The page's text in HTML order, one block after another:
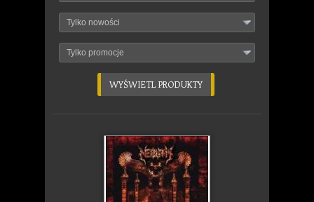
Tylko nowości
Tylko promocje
ZOBACZ SZCZEGÓŁY